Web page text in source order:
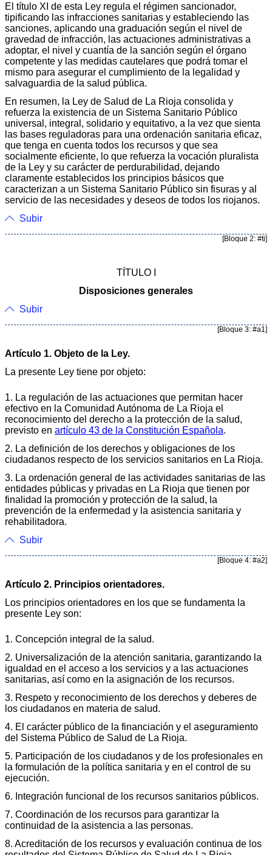
El título XI de esta Ley regula el régimen sancionador,
tipificando las infracciones sanitarias y estableciendo las
sanciones, aplicando una graduación según el nivel de
gravedad de infracción, las actuaciones administrativas a
adoptar, el nivel y cuantía de la sanción según el órgano
competente y las medidas cautelares que podrá tomar el
mismo para asegurar el cumplimiento de la legalidad y
salvaguardia de la salud pública.
En resumen, la Ley de Salud de La Rioja consolida y
refuerza la existencia de un Sistema Sanitario Público
universal, integral, solidario y equitativo, a la vez que sienta
las bases reguladoras para una ordenación sanitaria eficaz,
que tenga en cuenta todos los recursos y que sea
socialmente eficiente, lo que refuerza la vocación pluralista
de la Ley y su carácter de perdurabilidad, dejando
claramente establecidos los principios básicos que
caracterizan a un Sistema Sanitario Público sin fisuras y al
servicio de las necesidades y deseos de todos los riojanos.
Subir
[Bloque 2: #ti]
TÍTULO I
Disposiciones generales
Subir
[Bloque 3: #a1]
Artículo 1. Objeto de la Ley.
La presente Ley tiene por objeto:
1. La regulación de las actuaciones que permitan hacer
efectivo en la Comunidad Autónoma de La Rioja el
reconocimiento del derecho a la protección de la salud,
previsto en artículo 43 de la Constitución Española.
2. La definición de los derechos y obligaciones de los
ciudadanos respecto de los servicios sanitarios en La Rioja.
3. La ordenación general de las actividades sanitarias de las
entidades públicas y privadas en La Rioja que tienen por
finalidad la promoción y protección de la salud, la
prevención de la enfermedad y la asistencia sanitaria y
rehabilitadora.
Subir
[Bloque 4: #a2]
Artículo 2. Principios orientadores.
Los principios orientadores en los que se fundamenta la
presente Ley son:
1. Concepción integral de la salud.
2. Universalización de la atención sanitaria, garantizando la
igualdad en el acceso a los servicios y a las actuaciones
sanitarias, así como en la asignación de los recursos.
3. Respeto y reconocimiento de los derechos y deberes de
los ciudadanos en materia de salud.
4. El carácter público de la financiación y el aseguramiento
del Sistema Público de Salud de La Rioja.
5. Participación de los ciudadanos y de los profesionales en
la formulación de la política sanitaria y en el control de su
ejecución.
6. Integración funcional de los recursos sanitarios públicos.
7. Coordinación de los recursos para garantizar la
continuidad de la asistencia a las personas.
8. Acreditación de los recursos y evaluación continua de los